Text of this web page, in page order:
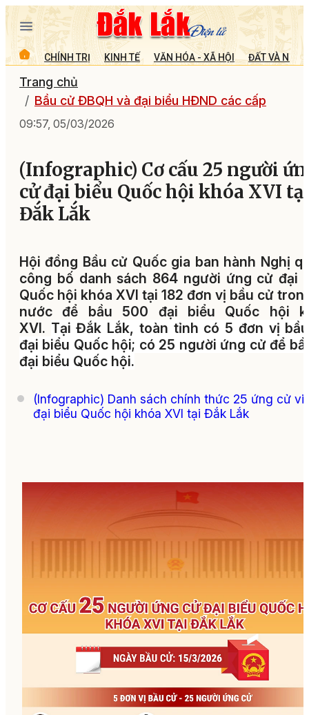
CHÍNH TRỊ KINH TẾ VĂN HÓA - XÃ HỘI ĐẤT VÀ
Trang chủ
Bầu cử ĐBQH và đại biểu HĐND các cấp
09:57, 05/03/2026
(Infographic) Cơ cấu 25 người
cử đại biểu Quốc hội khóa XVI tại
Đắk Lắk
Hội đồng Bầu cử Quốc gia ban hành Nghị
công bố danh sách 864 người ứng cử đại
Quốc hội khóa XVI tại 182 đơn vị bầu cử
nước để bầu 500 đại biểu Quốc hội
XVI. Tại Đắk Lắk, toàn tỉnh có 5 đơn vị
đại biểu Quốc hội; có 25 người ứng cử để
đại biểu Quốc hội.
(Infographic) Danh sách chính thức 25 ứng cử
đại biểu Quốc hội khóa XVI tại Đắk Lắk